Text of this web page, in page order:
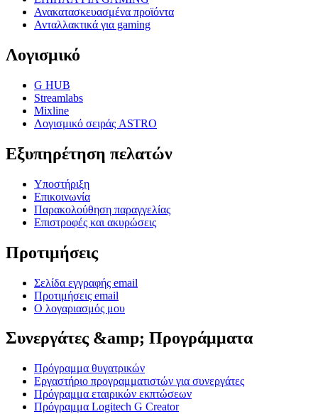
Ανακατασκευασμένα προϊόντα
Ανταλλακτικά για gaming
Λογισμικό
G HUB
Streamlabs
Mixline
Λογισμικό σειράς ASTRO
Εξυπηρέτηση πελατών
Υποστήριξη
Επικοινωνία
Παρακολούθηση παραγγελίας
Επιστροφές και ακυρώσεις
Προτιμήσεις
Σελίδα εγγραφής email
Προτιμήσεις email
Ο λογαριασμός μου
Συνεργάτες &amp; Προγράμματα
Πρόγραμμα θυγατρικών
Εργαστήριο προγραμματιστών για συνεργάτες
Πρόγραμμα εταιρικών εκπτώσεων
Πρόγραμμα Logitech G Creator